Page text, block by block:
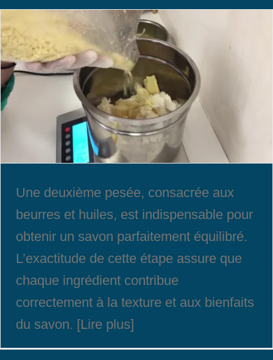
Une deuxième pesée, consacrée aux
beurres et huiles, est indispensable pour
obtenir un savon parfaitement équilibré.
L’exactitude de cette étape assure que
chaque ingrédient contribue
correctement à la texture et aux bienfaits
du savon. [Lire plus]